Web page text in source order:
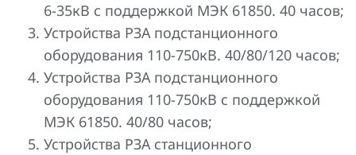
6-35кВ с поддержкой МЭК 61850. 40 часов;
Устройства РЗА подстанционного
оборудования 110-750кВ. 40/80/120 часов;
Устройства РЗА подстанционного
оборудования 110-750кВ с поддержкой
МЭК 61850. 40/80 часов;
Устройства РЗА станционного